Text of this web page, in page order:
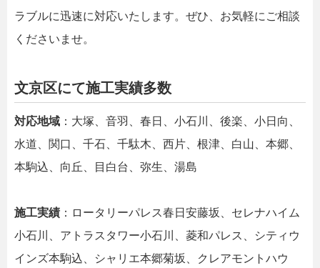
ラブルに迅速に対応いたします。ぜひ、お気軽にご相談
くださいませ。
文京区にて施工実績多数
対応地域 ：大塚、音羽、春日、小石川、後楽、小日向、
水道、関口、千石、千駄木、西片、根津、白山、本郷、
本駒込、向丘、目白台、弥生、湯島
施工実績 ：ロータリーパレス春日安藤坂、セレナハイム
小石川、アトラスタワー小石川、菱和パレス、シティウ
インズ本駒込、シャリエ本郷菊坂、クレアモントハウ